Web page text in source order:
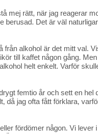
mej rätt, när jag reagerar
berusad. Det är väl
från alkohol är det mitt val.
till kaffet någon gång.
helt enkelt. Varför
femtio år och sett en hel
då jag ofta fått förklara,
fördömer någon. Vi lever